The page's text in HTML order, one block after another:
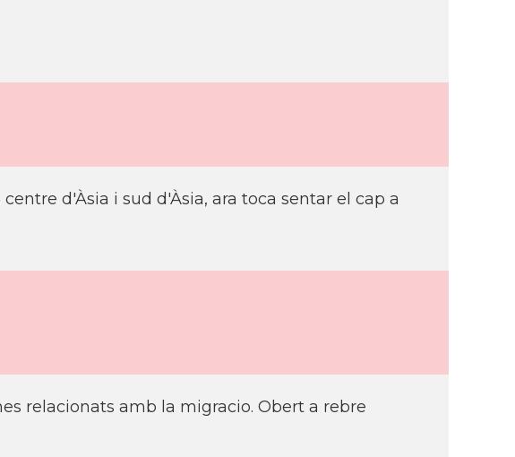
d'Àsia i sud d'Àsia, ara toca sentar el cap a
relacionats amb la migracio. Obert a rebre